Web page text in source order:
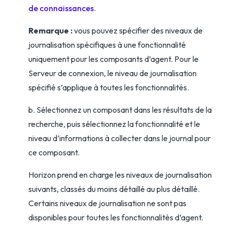
de connaissances.
Remarque :vous pouvez spécifier des niveaux de
journalisation spécifiques à une fonctionnalité
uniquement pour les composants d’agent. Pour le
Serveur de connexion, le niveau de journalisation
spécifié s’applique à toutes les fonctionnalités.
b. Sélectionnez un composant dans les résultats de la
recherche, puis sélectionnez la fonctionnalité et le
niveau d’informations à collecter dans le journal pour
ce composant.
Horizon prend en charge les niveaux de journalisation
suivants, classés du moins détaillé au plus détaillé.
Certains niveaux de journalisation ne sont pas
disponibles pour toutes les fonctionnalités d’agent.